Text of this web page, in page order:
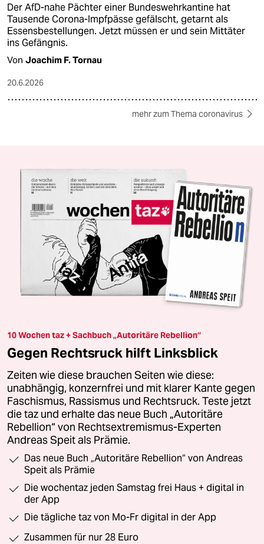
Der AfD-nahe Pächter einer Bundeswehrkantine hat
Tausende Corona-Impfpässe gefälscht, getarnt als
Essensbestellungen. Jetzt müssen er und sein Mittäter
ins Gefängnis.
Von Joachim F. Tornau
20.6.2026
mehr zum Thema coronavirus
10 Wochen taz + Sachbuch „Autoritäre Rebellion“
Gegen Rechtsruck hilft Linksblick
Zeiten wie diese brauchen Seiten wie diese:
unabhängig, konzernfrei und mit klarer Kante gegen
Faschismus, Rassismus und Rechtsruck. Teste jetzt
die taz und erhalte das neue Buch „Autoritäre
Rebellion“ von Rechtsextremismus-Experten
Andreas Speit als Prämie.
Das neue Buch „Autoritäre Rebellion“ von Andreas
Speit als Prämie
Die wochentaz jeden Samstag frei Haus + digital in
der App
Die tägliche taz von Mo-Fr digital in der App
Zusammen für nur 28 Euro